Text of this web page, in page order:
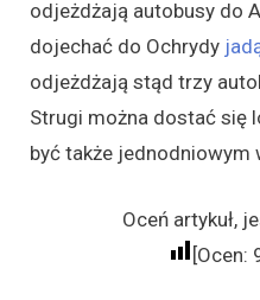
odjeżdżają autobusy do
dojechać do Ochrydy
odjeżdżają stąd trzy
Strugi można dostać się
być także jednodniowym
Oceń artykuł,
[Ocen: